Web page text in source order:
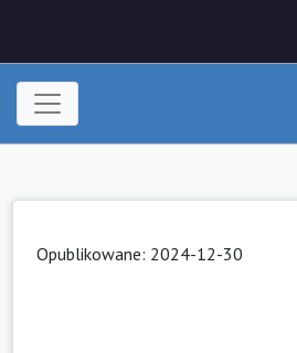
Opublikowane: 2024-12-30